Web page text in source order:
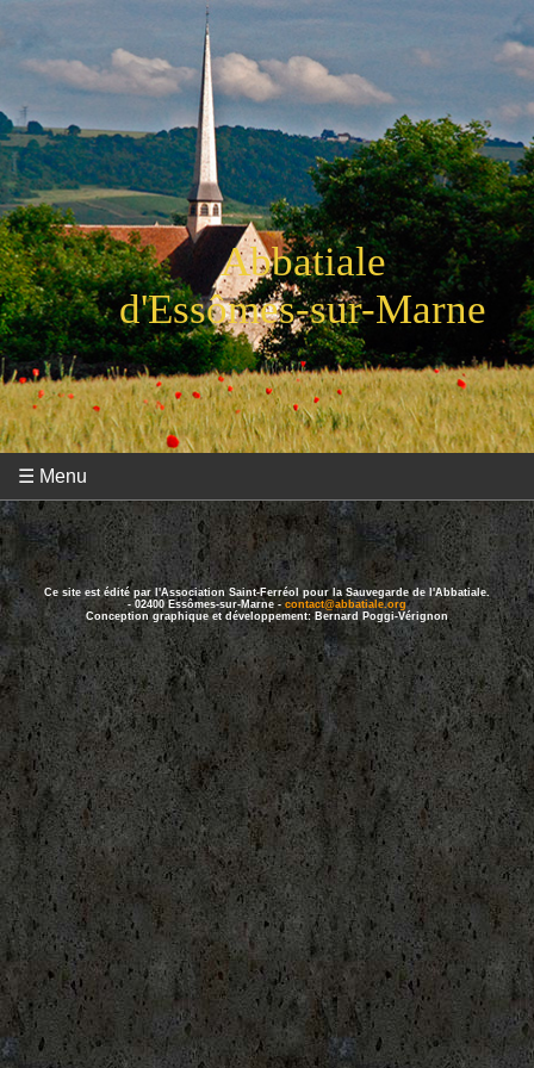
Abbatiale
d'Essômes-sur-Marne
☰ Menu
Ce site est édité par l'Association Saint-Ferréol pour la Sauvegarde de l'Abbatiale.
- 02400 Essômes-sur-Marne - contact@abbatiale.org
Conception graphique et développement: Bernard Poggi-Vérignon